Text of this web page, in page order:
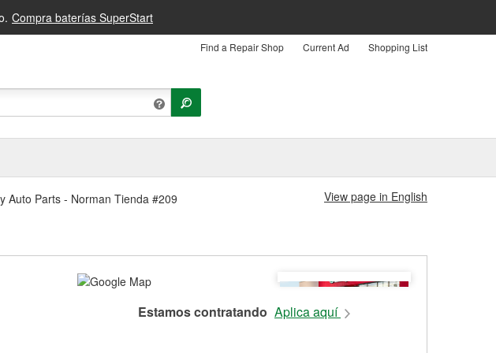
Compra baterías SuperStart
Find a Repair Shop Current Ad Shopping List
Auto Parts - Norman Tienda #209 View page in English
Estamos contratando Aplica aquí